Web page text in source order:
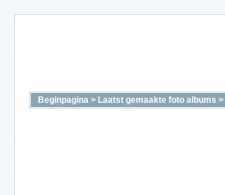
Beginpagina > Laatst gemaakte foto albums >